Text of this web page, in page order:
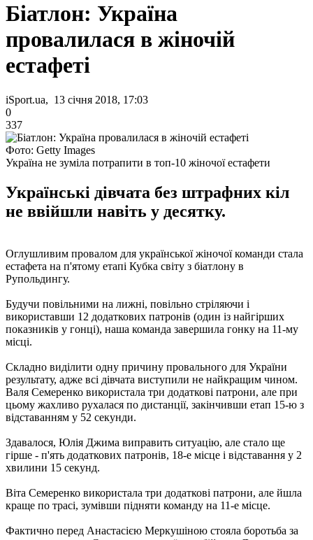
Біатлон: Україна
провалилася в жіночій
естафеті
iSport.ua, 13 січня 2018, 17:03
0
337
Фото: Getty Images
Україна не зуміла потрапити в топ-10 жіночої естафети
Українські дівчата без штрафних кіл
не ввійшли навіть у десятку.
Оглушливим провалом для української жіночої команди стала
естафета на п'ятому етапі Кубка світу з біатлону в
Рупольдингу.
Будучи повільними на лижні, повільно стріляючи і
використавши 12 додаткових патронів (один із найгірших
показників у гонці), наша команда завершила гонку на 11-му
місці.
Складно виділити одну причину провального для України
результату, адже всі дівчата виступили не найкращим чином.
Валя Семеренко використала три додаткові патрони, але при
цьому жахливо рухалася по дистанції, закінчивши етап 15-ю з
відставанням у 52 секунди.
Здавалося, Юлія Джима виправить ситуацію, але стало ще
гірше - п'ять додаткових патронів, 18-е місце і відставання у 2
хвилини 15 секунд.
Віта Семеренко використала три додаткові патрони, але йшла
краще по трасі, зумівши підняти команду на 11-е місце.
Фактично перед Анастасією Меркушіною стояла боротьба за